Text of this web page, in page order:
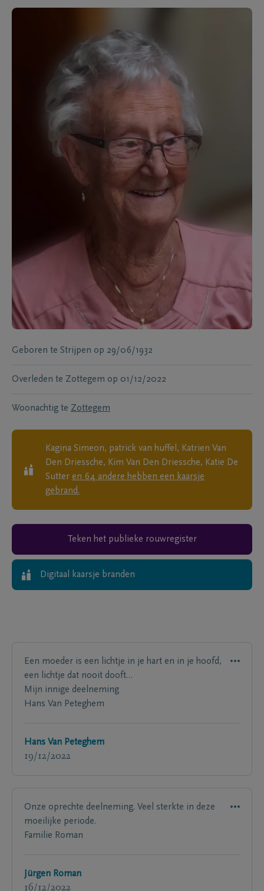
Geboren te Strijpen op 29/06/1932
Overleden te Zottegem op 01/12/2022
Woonachtig te Zottegem
Kagina Simeon, patrick van huffel, Katrien Van
Den Driessche, Kim Van Den Driessche, Katie De
Sutter en 64 andere hebben een kaarsje
gebrand.
Teken het publieke rouwregister
Digitaal kaarsje branden
Een moeder is een lichtje in je hart en in je hoofd,
een lichtje dat nooit dooft…
Mijn innige deelneming
Hans Van Peteghem
Hans Van Peteghem
19/12/2022
Onze oprechte deelneming. Veel sterkte in deze
moeilijke periode.
Familie Roman
Jürgen Roman
16/12/2022